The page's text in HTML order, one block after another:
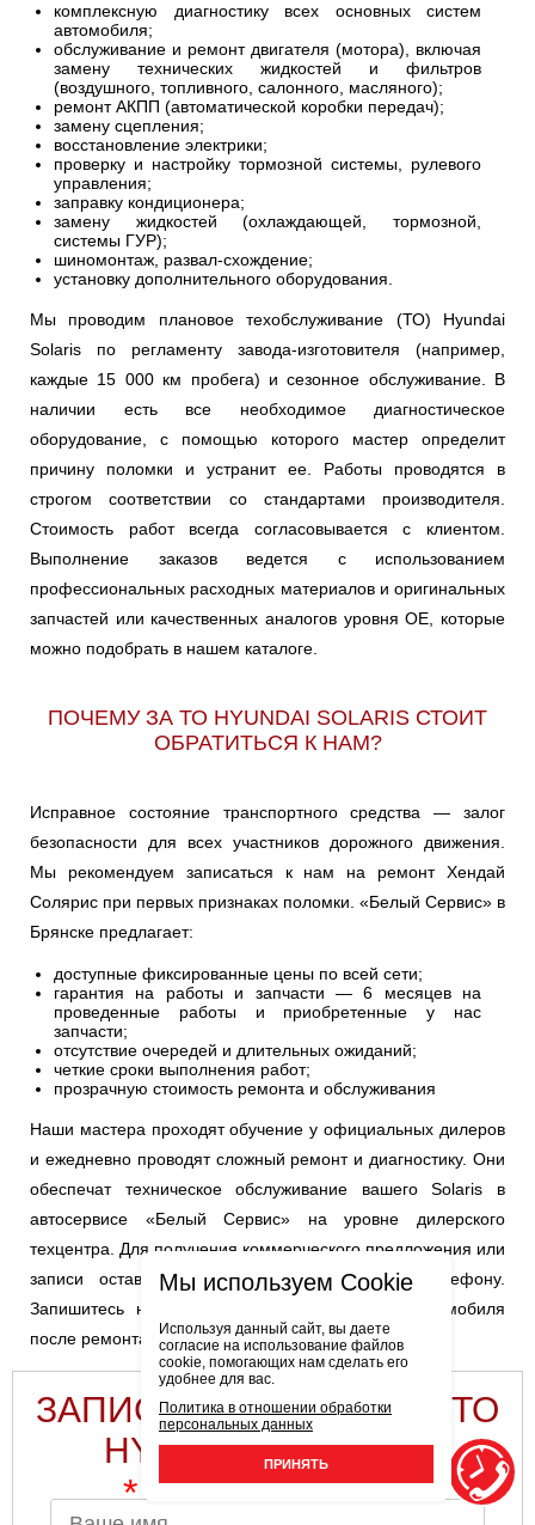
комплексную диагностику всех основных систем
автомобиля;
обслуживание и ремонт двигателя (мотора), включая
замену технических жидкостей и фильтров
(воздушного, топливного, салонного, масляного);
ремонт АКПП (автоматической коробки передач);
замену сцепления;
восстановление электрики;
проверку и настройку тормозной системы, рулевого
управления;
заправку кондиционера;
замену жидкостей (охлаждающей, тормозной,
системы ГУР);
шиномонтаж, развал-схождение;
установку дополнительного оборудования.
Мы проводим плановое техобслуживание (ТО) Hyundai
Solaris по регламенту завода-изготовителя (например,
каждые 15 000 км пробега) и сезонное обслуживание. В
наличии есть все необходимое диагностическое
оборудование, с помощью которого мастер определит
причину поломки и устранит ее. Работы проводятся в
строгом соответствии со стандартами производителя.
Стоимость работ всегда согласовывается с клиентом.
Выполнение заказов ведется с использованием
профессиональных расходных материалов и оригинальных
запчастей или качественных аналогов уровня OE, которые
можно подобрать в нашем каталоге.
ПОЧЕМУ ЗА ТО HYUNDAI SOLARIS СТОИТ
ОБРАТИТЬСЯ К НАМ?
Исправное состояние транспортного средства — залог
безопасности для всех участников дорожного движения.
Мы рекомендуем записаться к нам на ремонт Хендай
Солярис при первых признаках поломки. «Белый Сервис» в
Брянске предлагает:
доступные фиксированные цены по всей сети;
гарантия на работы и запчасти — 6 месяцев на
проведенные работы и приобретенные у нас
запчасти;
отсутствие очередей и длительных ожиданий;
четкие сроки выполнения работ;
прозрачную стоимость ремонта и обслуживания
Наши мастера проходят обучение у официальных дилеров
и ежедневно проводят сложный ремонт и диагностику. Они
обеспечат техническое обслуживание вашего Solaris в
автосервисе «Белый Сервис» на уровне дилерского
техцентра. Для получения коммерческого предложения или
записи оставьте заявку на сайте или по телефону.
Запишитесь на диагностику или тест-драйв автомобиля
после ремонта в ближайшее время!
ЗАПИСЬ НА РЕМОНТ И ТО
HYUNDAI SOLARIS
* поля, обязательные для заполнения
Мы используем Cookie
Используя данный сайт, вы даете
согласие на использование файлов
cookie, помогающих нам сделать его
удобнее для вас.
Политика в отношении обработки
персональных данных
ПРИНЯТЬ